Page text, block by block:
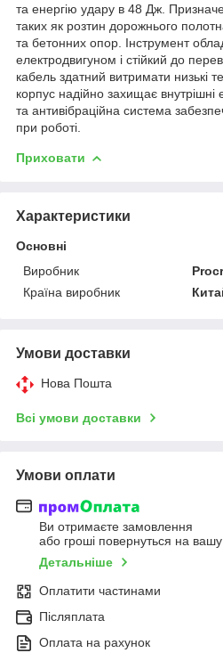
та енергію удару в 48 Дж.
таких як розтин дорожнього
та бетонних опор. Інструмент
електродвигуном і стійкий до
кабель здатний витримати низькі
корпус надійно захищає внутрішні
та антивібраційна система
при роботі.
Приховати
Характеристики
Основні
Виробник
Країна виробник
Умови доставки
Нова Пошта
Всі умови доставки
Умови оплати
Ви отримаєте замовлення
або гроші повернуться на вашу
Детальніше
Оплатити частинами
Післяплата
Оплата на рахунок